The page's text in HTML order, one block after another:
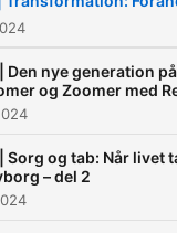
Den nye generation
og Zoomer med
Sorg og tab: Når livet
– del 2